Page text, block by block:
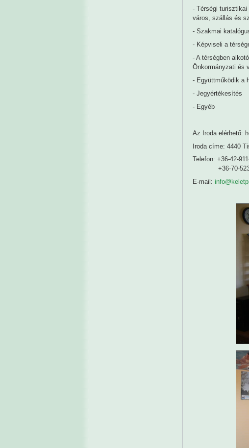
- Térségi
város, szállás és
- Szakmai
- Képviseli a
- A térségben
Önkormányzati és
- Együttműködik a
- Jegyértékesítés
- Egyéb
Az Iroda elérhető:
Iroda címe: 4440
Telefon: +36-42-
+36-70-523-
E-mail: